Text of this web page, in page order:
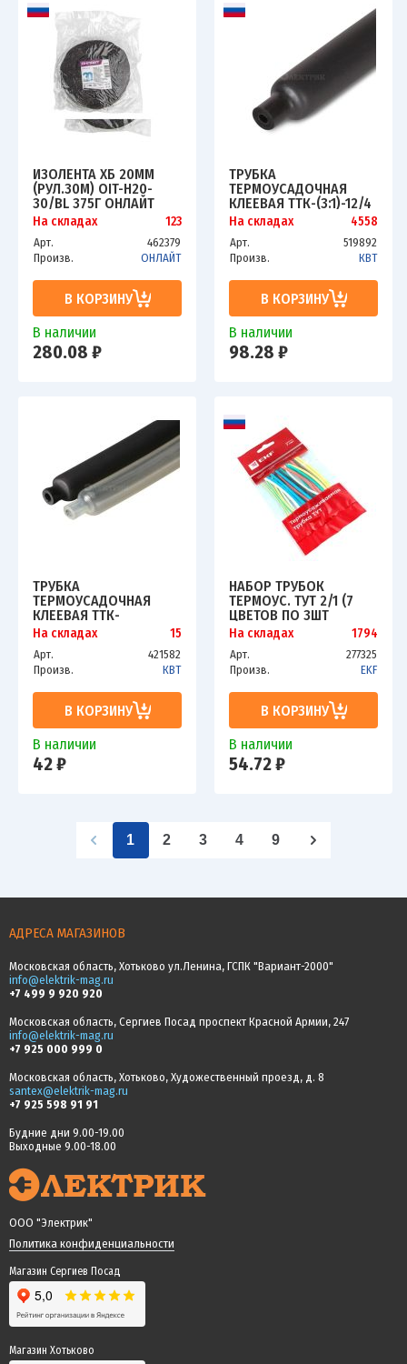
ИЗОЛЕНТА ХБ 20ММ
(РУЛ.30М) OIT-H20-
30/BL 375Г ОНЛАЙТ
61162
На складах 123
Арт.
462379
Произв.
ОНЛАЙТ
В КОРЗИНУ
В наличии
280.08 ₽
ТРУБКА
ТЕРМОУСАДОЧНАЯ
КЛЕЕВАЯ ТТК-(3:1)-12/4
ЧЕРН. 1М КВТ 59697
На складах 4558
Арт.
519892
Произв.
КВТ
В КОРЗИНУ
В наличии
98.28 ₽
ТРУБКА
ТЕРМОУСАДОЧНАЯ
КЛЕЕВАЯ ТТК-
(3:1)-4.8/1.6 ПРОЗР. 1М
КВТ 59682
На складах 15
Арт.
421582
Произв.
КВТ
В КОРЗИНУ
В наличии
42 ₽
НАБОР ТРУБОК
ТЕРМОУС. ТУТ 2/1 (7
ЦВЕТОВ ПО 3ШТ
100ММ) EKF TUT-N-2
На складах 1794
Арт.
277325
Произв.
EKF
В КОРЗИНУ
В наличии
54.72 ₽
1 2 3 4 9
АДРЕСА МАГАЗИНОВ
Московская область, Хотьково ул.Ленина, ГСПК "Вариант-2000"
info@elektrik-mag.ru
+7 499 9 920 920
Московская область, Сергиев Посад проспект Красной Армии, 247
info@elektrik-mag.ru
+7 925 000 999 0
Московская область, Хотьково, Художественный проезд, д. 8
santex@elektrik-mag.ru
+7 925 598 91 91
Будние дни 9.00-19.00
Выходные 9.00-18.00
ООО "Электрик"
Политика конфиденциальности
Магазин Сергиев Посад
Магазин Хотьково